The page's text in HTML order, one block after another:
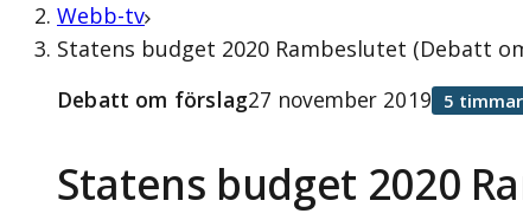
Webb-tv
Statens budget 2020 Rambeslutet (Debatt
Statens budget 2020
Debatt om förslag27 november 2019 5